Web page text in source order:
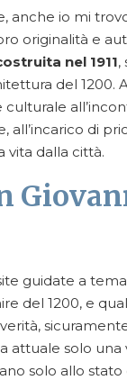
anche io mi
originalità e
nel 1911,
del 1200.
all’incarico di
vita dalla città.
guidate a
del 1200, e
attuale solo
solo allo